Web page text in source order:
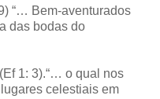
“… Bem-aventurados
das bodas do
1: 3).“… o qual nos
celestiais em